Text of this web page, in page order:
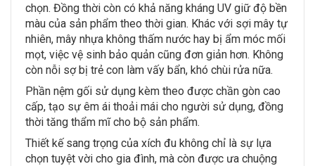
chọn. Đồng thời còn có khả năng kháng UV giữ độ bền
màu của sản phẩm theo thời gian. Khác với sợi mây tự
nhiên, mây nhựa không thấm nước hay bị ẩm móc mối
mọt, việc vệ sinh bảo quản cũng đơn giản hơn. Không
còn nỗi sợ bị trẻ con làm vấy bẩn, khó chùi rửa nữa.
Phần nệm gối sử dụng kèm theo được chần gòn cao
cấp, tạo sự êm ái thoải mái cho người sử dụng, đồng
thời tăng thẩm mĩ cho bộ sản phẩm.
Thiết kế sang trọng của xích đu không chỉ là sự lựa
chọn tuyệt vời cho gia đình, mà còn được ưa chuộng